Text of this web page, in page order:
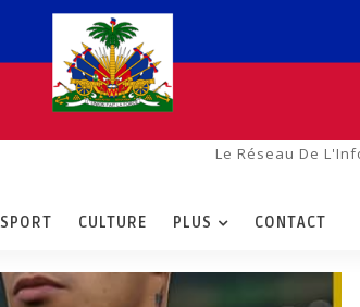
Le Réseau De
SPORT CULTURE PLUS CONTACT